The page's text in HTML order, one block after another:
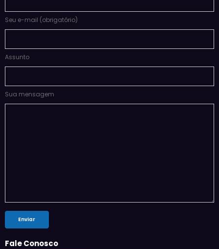
Seu e-mail (obrigatório)
Assunto
Sua mensagem
Fale Conosco